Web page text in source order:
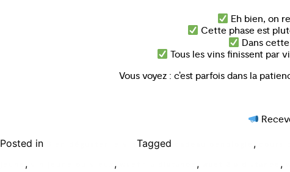
Eh bien, on
Cette phase est
Dans
Tous les vins finissent par
Vous voyez : c’est parfois dans la
Posted in Tagged ,
, , , ,